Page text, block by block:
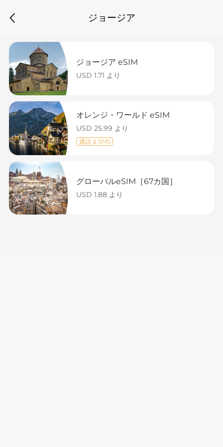
ジョージア
ジョージア eSIM
USD 1.71 より
オレンジ・ワールド eSIM
USD 25.99 より
通話 & SMS
グローバルeSIM［67カ国］
USD 1.88 より